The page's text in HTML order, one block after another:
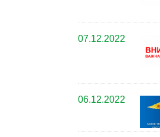
07.12.2022
06.12.2022